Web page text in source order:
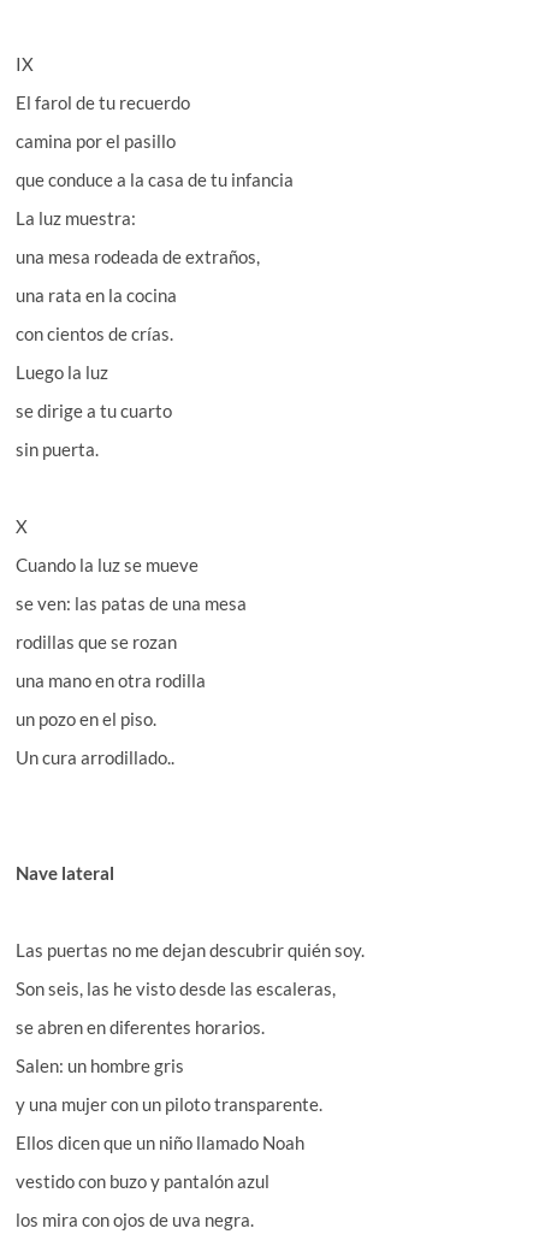
IX
El farol de tu recuerdo
camina por el pasillo
que conduce a la casa de tu infancia
La luz muestra:
una mesa rodeada de extraños,
una rata en la cocina
con cientos de crías.
Luego la luz
se dirige a tu cuarto
sin puerta.
X
Cuando la luz se mueve
se ven: las patas de una mesa
rodillas que se rozan
una mano en otra rodilla
un pozo en el piso.
Un cura arrodillado..
Nave lateral
Las puertas no me dejan descubrir quién soy.
Son seis, las he visto desde las escaleras,
se abren en diferentes horarios.
Salen: un hombre gris
y una mujer con un piloto transparente.
Ellos dicen que un niño llamado Noah
vestido con buzo y pantalón azul
los mira con ojos de uva negra.